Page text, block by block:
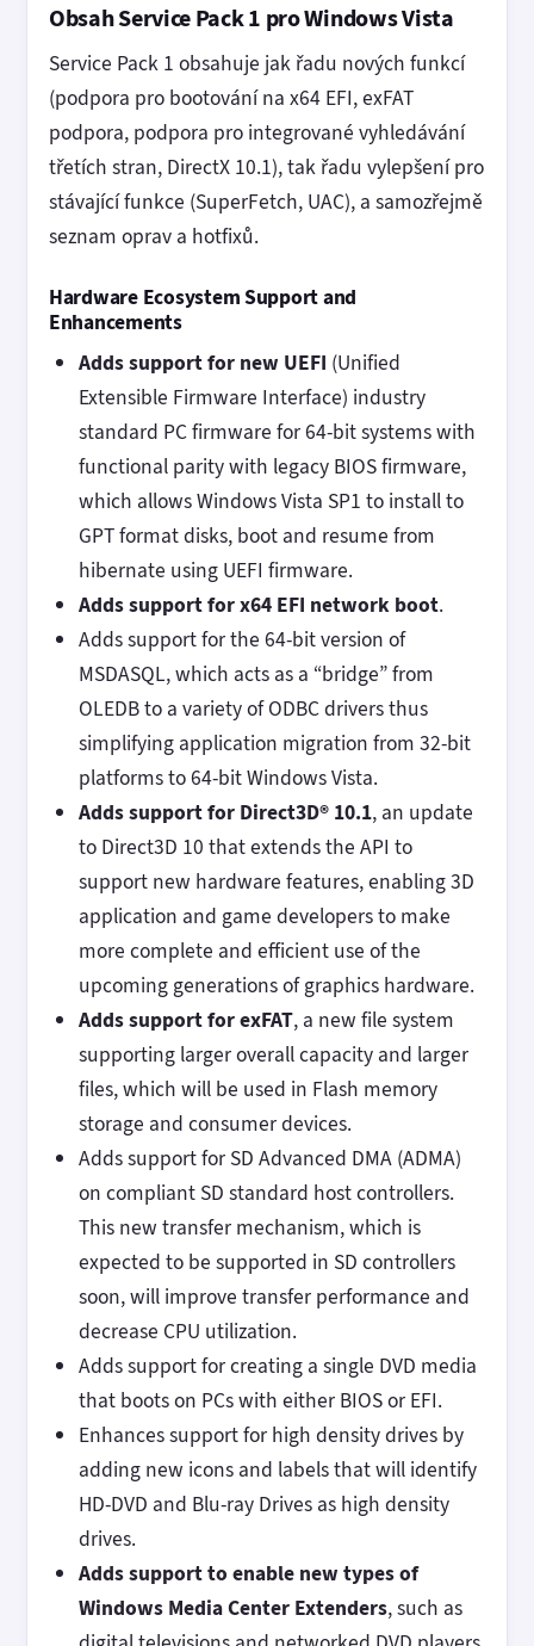
Obsah Service Pack 1 pro Windows Vista
Service Pack 1 obsahuje jak řadu nových funkcí
(podpora pro bootování na x64 EFI, exFAT
podpora, podpora pro integrované vyhledávání
třetích stran, DirectX 10.1), tak řadu vylepšení pro
stávající funkce (SuperFetch, UAC), a samozřejmě
seznam oprav a hotfixů.
Hardware Ecosystem Support and
Enhancements
Adds support for new UEFI (Unified
Extensible Firmware Interface) industry
standard PC firmware for 64-bit systems with
functional parity with legacy BIOS firmware,
which allows Windows Vista SP1 to install to
GPT format disks, boot and resume from
hibernate using UEFI firmware.
Adds support for x64 EFI network boot.
Adds support for the 64-bit version of
MSDASQL, which acts as a “bridge” from
OLEDB to a variety of ODBC drivers thus
simplifying application migration from 32-bit
platforms to 64-bit Windows Vista.
Adds support for Direct3D® 10.1, an update
to Direct3D 10 that extends the API to
support new hardware features, enabling 3D
application and game developers to make
more complete and efficient use of the
upcoming generations of graphics hardware.
Adds support for exFAT, a new file system
supporting larger overall capacity and larger
files, which will be used in Flash memory
storage and consumer devices.
Adds support for SD Advanced DMA (ADMA)
on compliant SD standard host controllers.
This new transfer mechanism, which is
expected to be supported in SD controllers
soon, will improve transfer performance and
decrease CPU utilization.
Adds support for creating a single DVD media
that boots on PCs with either BIOS or EFI.
Enhances support for high density drives by
adding new icons and labels that will identify
HD-DVD and Blu-ray Drives as high density
drives.
Adds support to enable new types of
Windows Media Center Extenders, such as